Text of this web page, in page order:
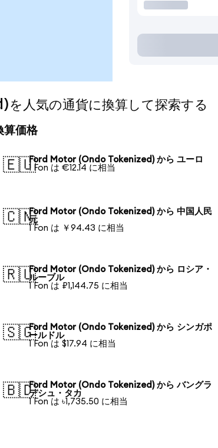
気の通貨に換算して探索する
算価格
🇪🇺Ford Motor (Ondo Tokenized) から ユーロ
1 Fon は €12.14 に相当
🇨🇳Ford Motor (Ondo Tokenized) から 中国人民
元
1 Fon は ￥94.43 に相当
🇷🇺Ford Motor (Ondo Tokenized) から ロシア・
ルーブル
1 Fon は ₽1,144.75 に相当
🇸🇬Ford Motor (Ondo Tokenized) から シンガポ
ールドル
1 Fon は $17.94 に相当
🇧🇩Ford Motor (Ondo Tokenized) から バングラ
デシュ・タカ
1 Fon は ৳1,735.50 に相当